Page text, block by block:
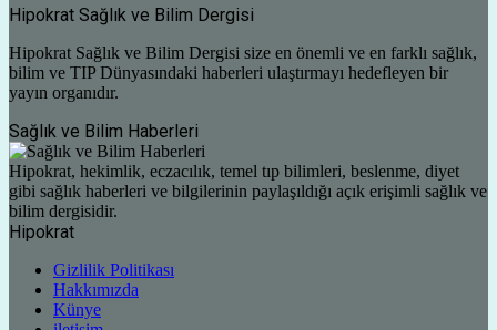
Hipokrat Sağlık ve Bilim Dergisi
Hipokrat Sağlık ve Bilim Dergisi size en önemli ve en farklı sağlık,
bilim ve TIP Dünyasındaki haberleri ulaştırmayı hedefleyen bir
yayın organıdır.
Sağlık ve Bilim Haberleri
Hipokrat, hekimlik, eczacılık, temel tıp bilimleri, beslenme, diyet
gibi sağlık haberleri ve bilgilerinin paylaşıldığı açık erişimli sağlık ve
bilim dergisidir.
Hipokrat
Gizlilik Politikası
Hakkımızda
Künye